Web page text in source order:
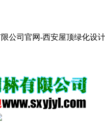
公司官网-西安屋顶绿化设